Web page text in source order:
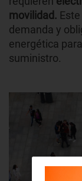
movilidad.
demanda y
energética
suministro.